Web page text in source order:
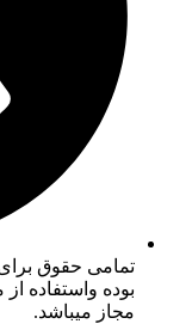
تمامی حقوق
بوده واستفاده
مجاز میباشد.